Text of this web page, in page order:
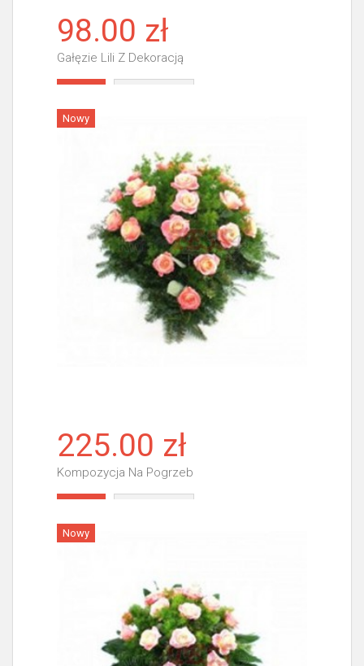
98.00 zł
Gałęzie Lili Z Dekoracją
Nowy
225.00 zł
Kompozycja Na Pogrzeb
Nowy